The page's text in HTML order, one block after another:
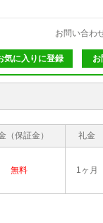
お問い合わ
気に入りに登録 お
（保証金） 礼金
無料 1ヶ月